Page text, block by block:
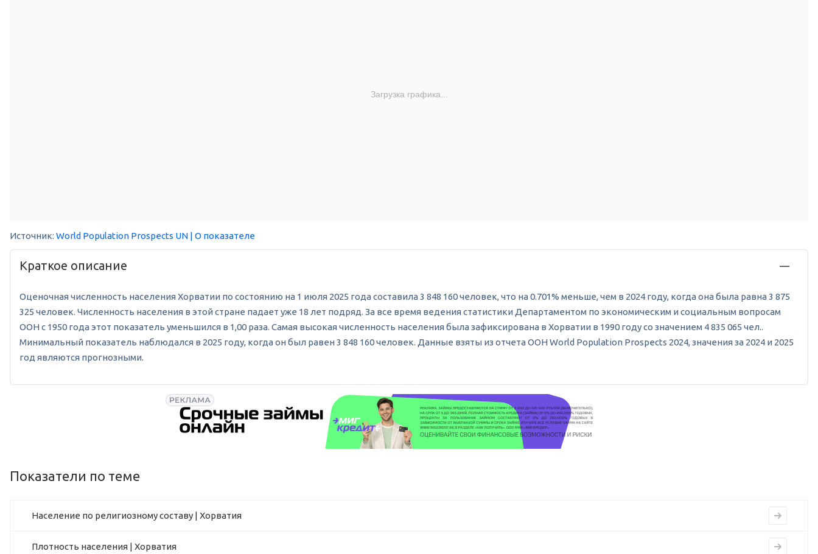
Загрузка графика...
Источник: World Population Prospects UN | О показателе
Краткое описание
Оценочная численность населения Хорватии по состоянию на 1 июля 2025 года составила 3 848 160 человек, что на 0.701% меньше, чем в 2024 году, когда она была равна 3 875
325 человек. Численность населения в этой стране падает уже 18 лет подряд. За все время ведения статистики Департаментом по экономическим и социальным вопросам
ООН с 1950 года этот показатель уменьшился в 1,00 раза. Самая высокая численность населения была зафиксирована в Хорватии в 1990 году со значением 4 835 065 чел..
Минимальный показатель наблюдался в 2025 году, когда он был равен 3 848 160 человек. Данные взяты из отчета ООН World Population Prospects 2024, значения за 2024 и 2025
год являются прогнозными.
Показатели по теме
Население по религиозному составу | Хорватия
Плотность населения | Хорватия